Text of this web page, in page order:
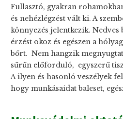
Fullasztó, gyakran
és nehézlégzést vált ki. A
könnyezés jelentkezik. Nedves
érzést okoz és egészen a
bőrt. Nem hangzik
sűrűn előforduló, egyszerű
A ilyen és hasonló veszélyek
hogy munkásaidat baleset,